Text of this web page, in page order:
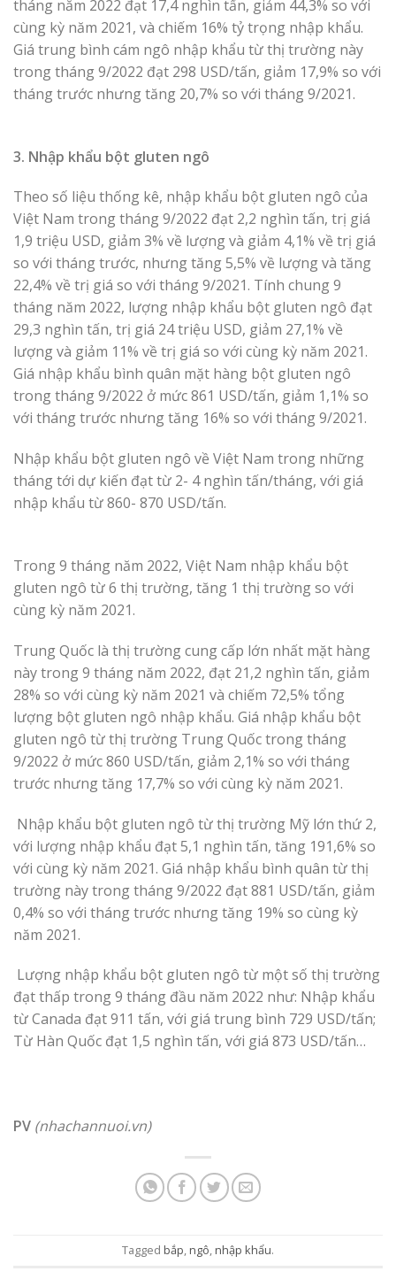
tháng năm 2022 đạt 17,4 nghìn tấn, giảm 44,3% so với
cùng kỳ năm 2021, và chiếm 16% tỷ trọng nhập khẩu.
Giá trung bình cám ngô nhập khẩu từ thị trường này
trong tháng 9/2022 đạt 298 USD/tấn, giảm 17,9% so với
tháng trước nhưng tăng 20,7% so với tháng 9/2021.
3. Nhập khẩu bột gluten ngô
Theo số liệu thống kê, nhập khẩu bột gluten ngô của
Việt Nam trong tháng 9/2022 đạt 2,2 nghìn tấn, trị giá
1,9 triệu USD, giảm 3% về lượng và giảm 4,1% về trị giá
so với tháng trước, nhưng tăng 5,5% về lượng và tăng
22,4% về trị giá so với tháng 9/2021. Tính chung 9
tháng năm 2022, lượng nhập khẩu bột gluten ngô đạt
29,3 nghìn tấn, trị giá 24 triệu USD, giảm 27,1% về
lượng và giảm 11% về trị giá so với cùng kỳ năm 2021.
Giá nhập khẩu bình quân mặt hàng bột gluten ngô
trong tháng 9/2022 ở mức 861 USD/tấn, giảm 1,1% so
với tháng trước nhưng tăng 16% so với tháng 9/2021.
Nhập khẩu bột gluten ngô về Việt Nam trong những
tháng tới dự kiến đạt từ 2- 4 nghìn tấn/tháng, với giá
nhập khẩu từ 860- 870 USD/tấn.
Trong 9 tháng năm 2022, Việt Nam nhập khẩu bột
gluten ngô từ 6 thị trường, tăng 1 thị trường so với
cùng kỳ năm 2021.
Trung Quốc là thị trường cung cấp lớn nhất mặt hàng
này trong 9 tháng năm 2022, đạt 21,2 nghìn tấn, giảm
28% so với cùng kỳ năm 2021 và chiếm 72,5% tổng
lượng bột gluten ngô nhập khẩu. Giá nhập khẩu bột
gluten ngô từ thị trường Trung Quốc trong tháng
9/2022 ở mức 860 USD/tấn, giảm 2,1% so với tháng
trước nhưng tăng 17,7% so với cùng kỳ năm 2021.
Nhập khẩu bột gluten ngô từ thị trường Mỹ lớn thứ 2,
với lượng nhập khẩu đạt 5,1 nghìn tấn, tăng 191,6% so
với cùng kỳ năm 2021. Giá nhập khẩu bình quân từ thị
trường này trong tháng 9/2022 đạt 881 USD/tấn, giảm
0,4% so với tháng trước nhưng tăng 19% so cùng kỳ
năm 2021.
Lượng nhập khẩu bột gluten ngô từ một số thị trường
đạt thấp trong 9 tháng đầu năm 2022 như: Nhập khẩu
từ Canada đạt 911 tấn, với giá trung bình 729 USD/tấn;
Từ Hàn Quốc đạt 1,5 nghìn tấn, với giá 873 USD/tấn…
PV (nhachannuoi.vn)
Tagged bắp, ngô, nhập khẩu.